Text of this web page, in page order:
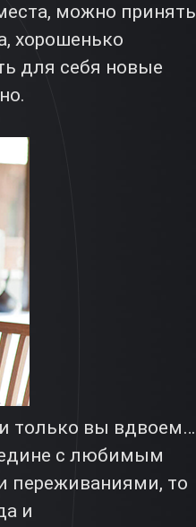
можно принять
хорошенько
для себя новые
только вы вдвоем…
с любимым
переживаниями, то
и